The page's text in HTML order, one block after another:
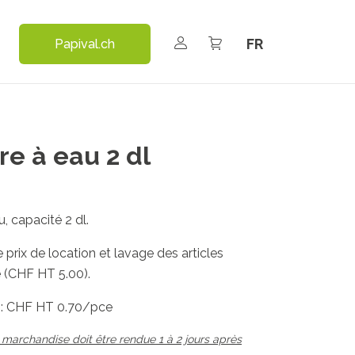
Papival.ch Select your language
à eau 2 dl
capacité 2 dl.
de location et lavage des articles
HT 5.00).
CHF HT 0.70/pce
doit être rendue 1 à 2 jours après